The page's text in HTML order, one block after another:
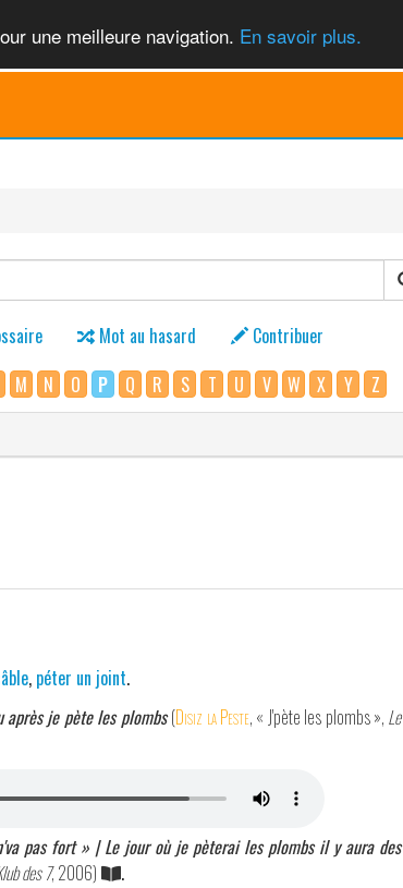
une meilleure navigation. En savoir plus.
Mot au hasard
Contribuer
M N O P Q R S T U V W X Y Z
, péter un joint.
après je pète les plombs (Disiz la Peste, « J'pète les plombs », Le
pas fort » | Le jour où je pèterai les plombs il y aura des
des 7, 2006)
.